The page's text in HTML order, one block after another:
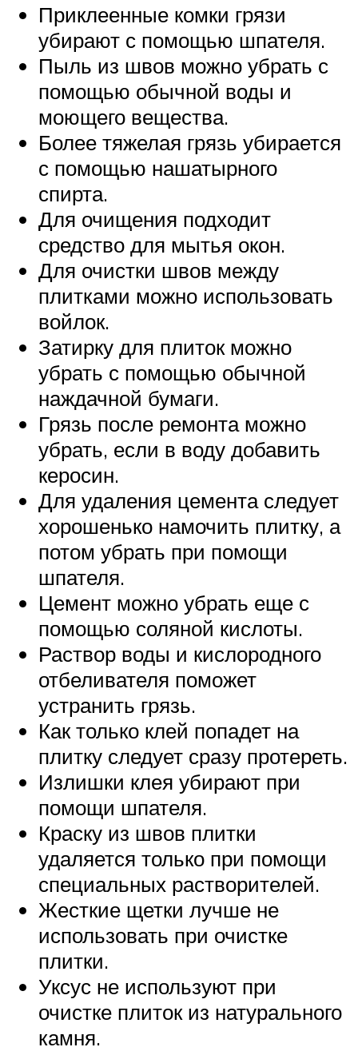
Приклеенные комки грязи
убирают с помощью шпателя.
Пыль из швов можно убрать с
помощью обычной воды и
моющего вещества.
Более тяжелая грязь убирается
с помощью нашатырного
спирта.
Для очищения подходит
средство для мытья окон.
Для очистки швов между
плитками можно использовать
войлок.
Затирку для плиток можно
убрать с помощью обычной
наждачной бумаги.
Грязь после ремонта можно
убрать, если в воду добавить
керосин.
Для удаления цемента следует
хорошенько намочить плитку, а
потом убрать при помощи
шпателя.
Цемент можно убрать еще с
помощью соляной кислоты.
Раствор воды и кислородного
отбеливателя поможет
устранить грязь.
Как только клей попадет на
плитку следует сразу протереть.
Излишки клея убирают при
помощи шпателя.
Краску из швов плитки
удаляется только при помощи
специальных растворителей.
Жесткие щетки лучше не
использовать при очистке
плитки.
Уксус не используют при
очистке плиток из натурального
камня.